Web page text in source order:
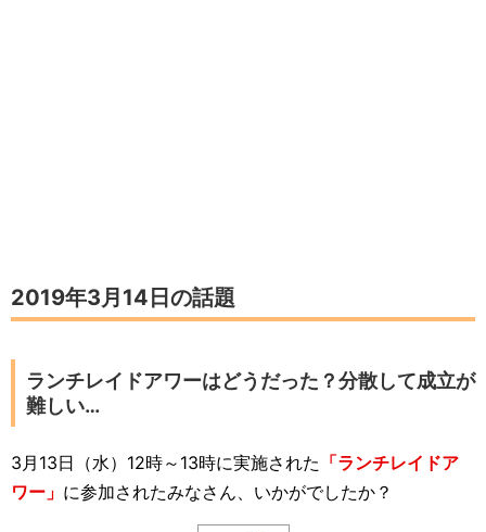
2019年3月14日の話題
ランチレイドアワーはどうだった？分散して成立が
難しい…
3月13日（水）12時～13時に実施された 「ランチレイドア
ワー」 に参加されたみなさん、いかがでしたか？